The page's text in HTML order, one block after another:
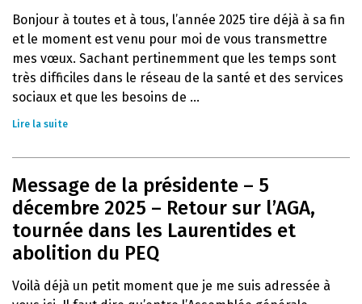
Bonjour à toutes et à tous, l’année 2025 tire déjà à sa fin
et le moment est venu pour moi de vous transmettre
mes vœux. Sachant pertinemment que les temps sont
très difficiles dans le réseau de la santé et des services
sociaux et que les besoins de ...
Lire la suite
Message de la présidente – 5
décembre 2025 – Retour sur l’AGA,
tournée dans les Laurentides et
abolition du PEQ
Voilà déjà un petit moment que je me suis adressée à